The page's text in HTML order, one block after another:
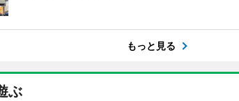
もっと見る
ぶ